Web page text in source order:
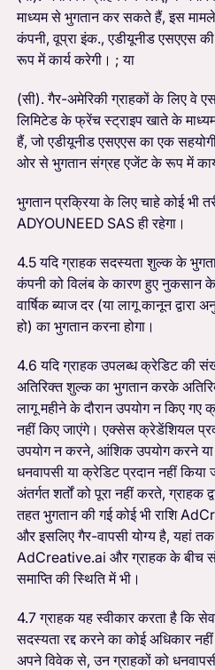
माध्यम से भुगतान कर सकते हैं, इस
कंपनी, वूप्रा इंक., एडीयूनीड एसएएस
रूप में कार्य करेगी। ; या
(सी). गैर-अमेरिकी ग्राहकों के लिए वे
लिमिटेड के फ्रेंच स्ट्राइप खाते के
हैं, जो एडीयूनीड एसएएस का एक
ओर से भुगतान संग्रह एजेंट के रूप में
भुगतान प्रक्रिया के लिए चाहे कोई भी
ADYOUNEED SAS ही रहेगा।
4.5 यदि ग्राहक सदस्यता शुल्क के
कंपनी को विलंब के कारण हुए
वार्षिक ब्याज दर (या लागू कानून
हो) का भुगतान करना होगा।
4.6 यदि ग्राहक उपलब्ध क्रेडिट की
अतिरिक्त शुल्क का भुगतान करके
लागू महीने के दौरान उपयोग न किए गए
नहीं किए जाएंगे। एक्सेस क्रेडेंशियल
उपयोग न करने, आंशिक उपयोग करने
धनवापसी या क्रेडिट प्रदान नहीं
अंतर्गत शर्तों को पूरा नहीं करते, ग्राहक
तहत भुगतान की गई कोई भी राशि
और इसलिए गैर-वापसी योग्य है, यहां
AdCreative.ai और ग्राहक के बीच
समाप्ति की स्थिति में भी।
4.7 ग्राहक यह स्वीकार करता है कि
सदस्यता रद्द करने का कोई अधिकार
अपने विवेक से, उन ग्राहकों को